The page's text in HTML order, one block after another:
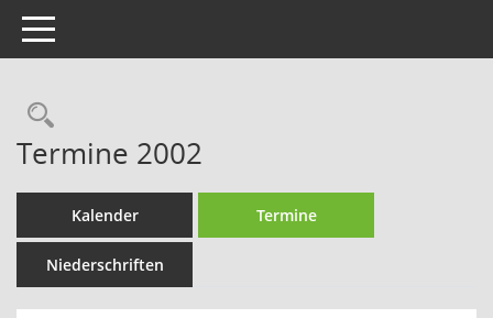
Toggle navigation
Rechercheauswahl
Termine 2002
Kalender Termine
Niederschriften